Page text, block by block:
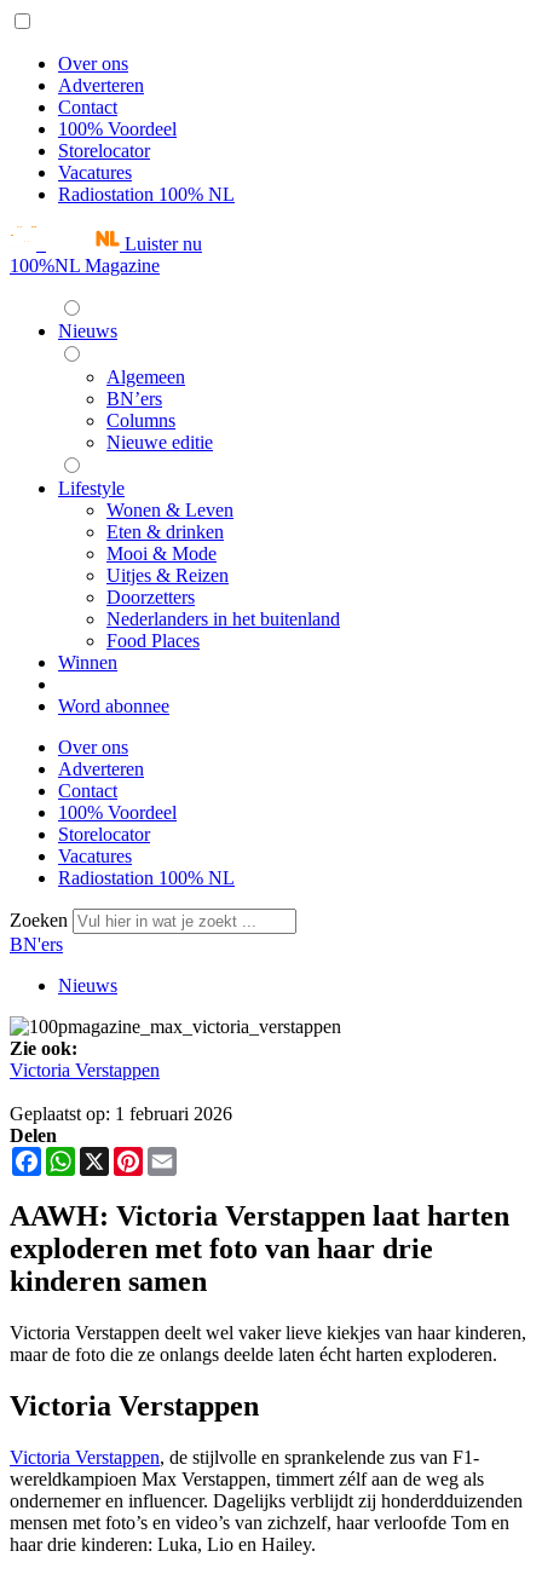
Over ons
Adverteren
Contact
100% Voordeel
Storelocator
Vacatures
Radiostation 100% NL
Luister nu
100%NL Magazine
Nieuws
Algemeen
BN’ers
Columns
Nieuwe editie
Lifestyle
Wonen & Leven
Eten & drinken
Mooi & Mode
Uitjes & Reizen
Doorzetters
Nederlanders in het buitenland
Food Places
Winnen
Word abonnee
Over ons
Adverteren
Contact
100% Voordeel
Storelocator
Vacatures
Radiostation 100% NL
Zoeken
BN'ers
Nieuws
Zie ook:
Victoria Verstappen
Geplaatst op: 1 februari 2026
Delen
FacebookWhatsApp
X Pinterest
AAWH: Victoria Verstappen laat harten
exploderen met foto van haar drie
kinderen samen
Victoria Verstappen deelt wel vaker lieve kiekjes van haar kinderen,
maar de foto die ze onlangs deelde laten écht harten exploderen.
Victoria Verstappen
Victoria Verstappen, de stijlvolle en sprankelende zus van F1-
wereldkampioen Max Verstappen, timmert zélf aan de weg als
ondernemer en influencer. Dagelijks verblijdt zij honderdduizenden
mensen met foto’s en video’s van zichzelf, haar verloofde Tom en
haar drie kinderen: Luka, Lio en Hailey.